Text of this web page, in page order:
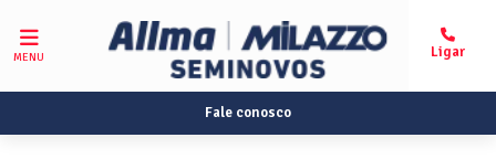
MENU
Fale conosco